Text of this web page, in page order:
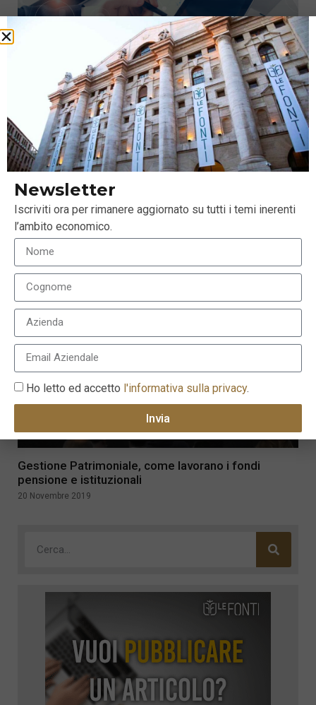
Gestione patrimoniale: come operano i fondi
istituzionali
14 Febbraio 2020
Gestione Patrimoniale, come lavorano i fondi
pensione e istituzionali
20 Novembre 2019
Newsletter
Iscriviti ora per rimanere aggiornato su tutti i temi inerenti
l’ambito economico.
Ho letto ed accetto l'informativa sulla privacy.
Invia